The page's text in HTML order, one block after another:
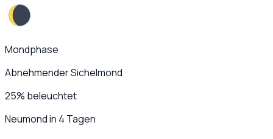
Mondphase
Abnehmender Sichelmond
25% beleuchtet
Neumond in 4 Tagen